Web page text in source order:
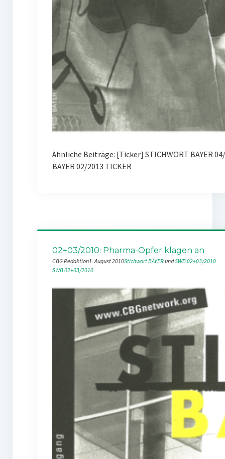
Ähnliche Beiträge: [Ticker] STICHWORT BAYER
BAYER 02/2013 TICKER
02+03/2010: Pharma-Opfer klagen an
CBG Redaktion1. August 2010Stichwort BAYER und SWB 02+03/2010
SWB 02+03/2010